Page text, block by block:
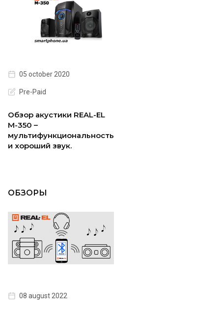
05 october 2020
Pre-Paid
Обзор акустики REAL-EL
M-350 –
мультифункциональность
и хороший звук.
ОБЗОРЫ
08 august 2022